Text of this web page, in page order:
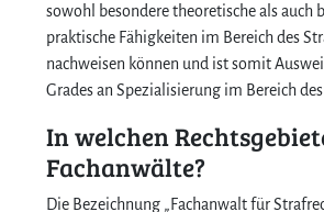
sowohl besondere theoretische als auch
praktische Fähigkeiten im Bereich des
nachweisen können und ist somit
Grades an Spezialisierung im Bereich
In welchen
Fachanwälte?
Die Bezeichnung „Fachanwalt für